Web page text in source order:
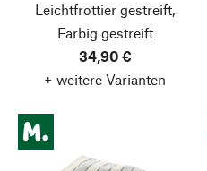
Leichtfrottier gestreift,
Farbig gestreift
34,90 €
+ weitere Varianten